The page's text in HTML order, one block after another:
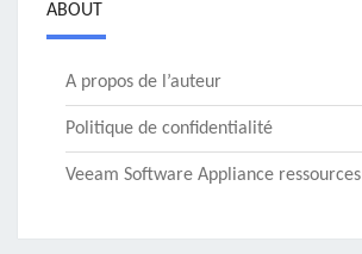
ABOUT
A propos de l’auteur
Politique de confidentialité
Veeam Software Appliance ressources